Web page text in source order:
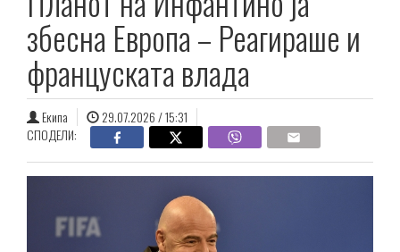
збесна Европа – Реагираше и
француската влада
Екипа
29.07.2026 / 15:31
СПОДЕЛИ: